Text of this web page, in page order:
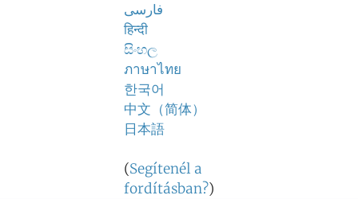
فارسی
हिन्दी
සිංහල
ภาษาไทย
한국어
中文（简体）
日本語
(Segítenél a
fordításban?)